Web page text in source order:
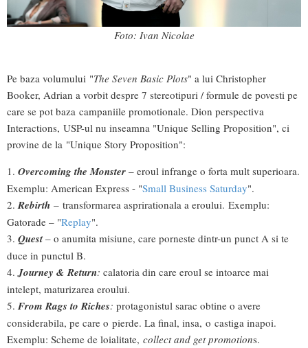
Foto: Ivan Nicolae
Pe baza volumului "The Seven Basic Plots" a lui Christopher
Booker, Adrian a vorbit despre 7 stereotipuri / formule de povesti pe
care se pot baza campaniile promotionale. Dion perspectiva
Interactions, USP-ul nu inseamna "Unique Selling Proposition", ci
provine de la "Unique Story Proposition":
1. Overcoming the Monster – eroul infrange o forta mult superioara.
Exemplu: American Express - "Small Business Saturday".
2.Rebirth – transformarea asprirationala a eroului. Exemplu:
Gatorade – "Replay".
3. Quest– o anumita misiune, care porneste dintr-un punct A si te
duce in punctul B.
4.Journey & Return: calatoria din care eroul se intoarce mai
intelept, maturizarea eroului.
5. From Rags to Riches: protagonistul sarac obtine o avere
considerabila, pe care o pierde. La final, insa, o castiga inapoi.
Exemplu: Scheme de loialitate, collect and get promotions.